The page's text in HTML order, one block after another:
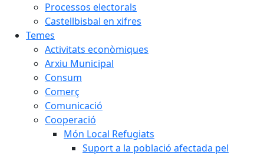
Processos electorals
Castellbisbal en xifres
Temes
Activitats econòmiques
Arxiu Municipal
Consum
Comerç
Comunicació
Cooperació
Món Local Refugiats
Suport a la població afectada pel